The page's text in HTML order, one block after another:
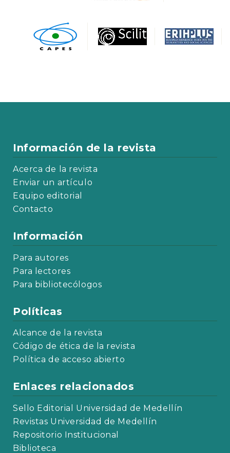
Información de la revista
Acerca de la revista
Enviar un artículo
Equipo editorial
Contacto
Información
Para autores
Para lectores
Para bibliotecólogos
Políticas
Alcance de la revista
Código de ética de la revista
Política de acceso abierto
Enlaces relacionados
Sello Editorial Universidad de Medellín
Revistas Universidad de Medellín
Repositorio Institucional
Biblioteca